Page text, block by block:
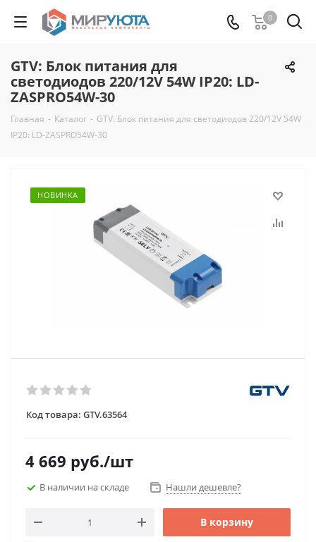
0
GTV: Блок питания для
светодиодов 220/12V 54W IP20: LD-
ZASPRO54W-30
Главная - Каталог - GTV: Блок питания для светодиодов 220/12V 54W
IP20: LD-ZASPRO54W-30
НОВИНКА
Код товара: GTV.63564
4 669 руб./шт
В наличии на складе Нашли дешевле?
В корзину